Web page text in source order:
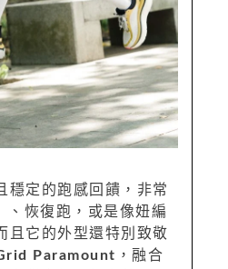
穩定的跑感回饋，非常
、恢復跑，或是像妞編
且它的外型還特別致敬
Paramount ，融合